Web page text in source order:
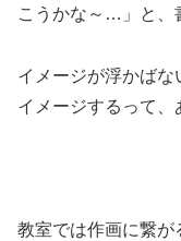
こうかな～…」と、
イメージが浮かばな
イメージするって
教室では作画に繋が